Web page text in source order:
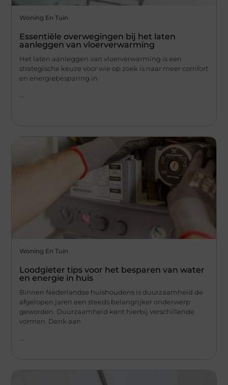
Woning En Tuin
Essentiële overwegingen bij het laten
aanleggen van vloerverwarming
Het laten aanleggen van vloerverwarming is een
strategische keuze voor wie op zoek is naar meer comfort
en energiebesparing in
Woning En Tuin
Loodgieter tips voor het besparen van water
en energie in huis
Binnen Nederlandse huishoudens is duurzaamheid de
afgelopen jaren een steeds belangrijker onderwerp
geworden. Duurzaamheid kent hierbij verschillende
vormen. Denk aan
...